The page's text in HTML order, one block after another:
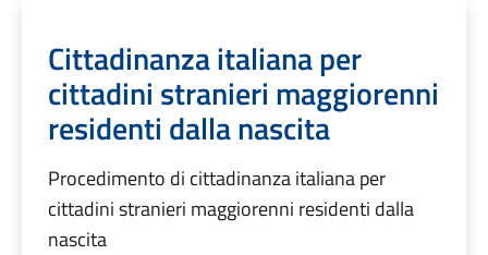
Cittadinanza italiana per
cittadini stranieri maggiorenni
residenti dalla nascita
Procedimento di cittadinanza italiana per
cittadini stranieri maggiorenni residenti dalla
nascita